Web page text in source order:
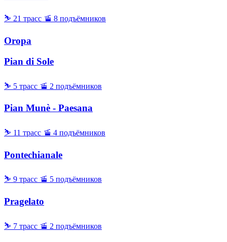
⛷ 21 трасс 🚡 8 подъёмников
Oropa
Pian di Sole
⛷ 5 трасс 🚡 2 подъёмников
Pian Munè - Paesana
⛷ 11 трасс 🚡 4 подъёмников
Pontechianale
⛷ 9 трасс 🚡 5 подъёмников
Pragelato
⛷ 7 трасс 🚡 2 подъёмников